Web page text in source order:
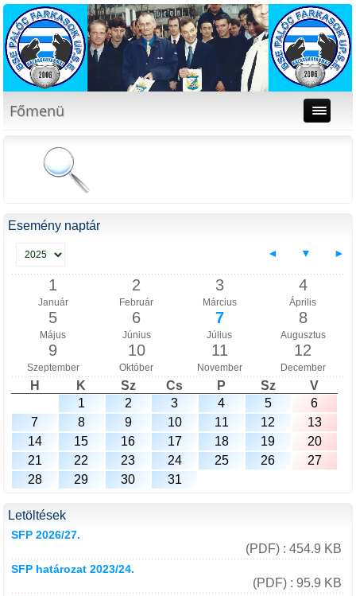
Főmenü
Esemény naptár
◄ ▼ ►
1
Január
2
Február
3
Március
4
Április
5
Május
6
Június
7
Július
8
Augusztus
9
Szeptember
10
Október
11
November
12
December
H K Sz Cs P Sz
V
1
2 3 4 5
6
7
8 9 10 11 12
13
14
15 16 17 18 19
20
21
22 23 24 25 26
27
28
29 30 31
Letöltések
SFP 2026/27.
(PDF) : 454.9 KB
SFP határozat 2023/24.
(PDF) : 95.9 KB